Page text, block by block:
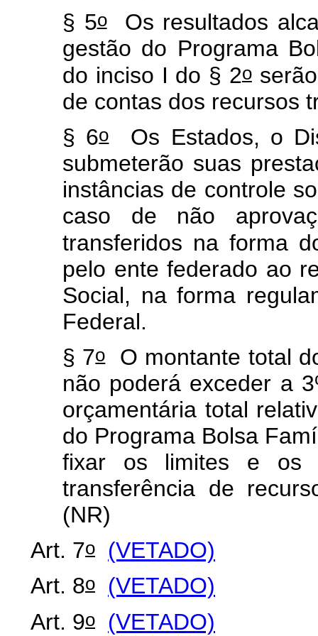
§ 5oOs resultados
gestão do Programa
do inciso I do § 2oserão
de contas dos recursos
§ 6oOs Estados, o
submeterão suas
instâncias de controle
caso de não
transferidos na forma
pelo ente federado ao
Social, na forma
Federal.
§ 7oO montante total
não poderá exceder a
orçamentária total
do Programa Bolsa
fixar os limites e os
transferência de
(NR)
Art. 7o
(VETADO)
Art. 8o
(VETADO)
Art. 9o (VETADO)